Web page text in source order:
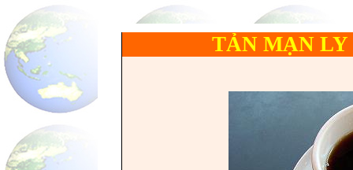
TẢN MẠN LY